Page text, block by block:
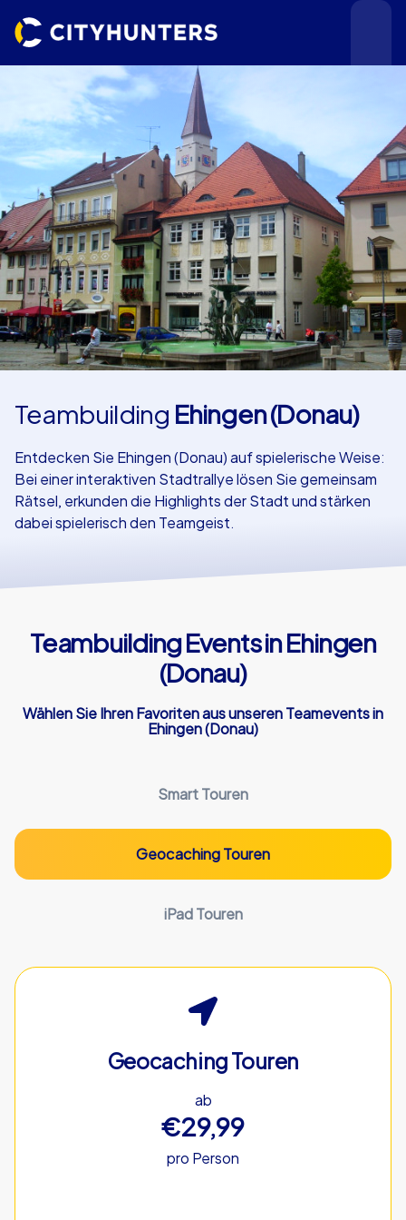
Teamevents
Städte
Anlässe
Teambuilding Ehingen (Donau)
Entdecken Sie Ehingen (Donau) auf spielerische Weise:
Bei einer interaktiven Stadtrallye lösen Sie gemeinsam
Rätsel, erkunden die Highlights der Stadt und stärken
dabei spielerisch den Teamgeist.
Teambuilding Events in Ehingen
(Donau)
Wählen Sie Ihren Favoriten aus unseren Teamevents in
Ehingen (Donau)
Smart Touren
Geocaching Touren
iPad Touren
Geocaching Touren
ab
€29,99
pro Person